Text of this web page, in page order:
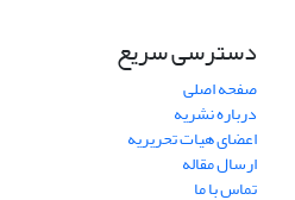
دسترسی سریع
صفحه اصلی
درباره نشریه
اعضای هیات تحریریه
ارسال مقاله
تماس با ما